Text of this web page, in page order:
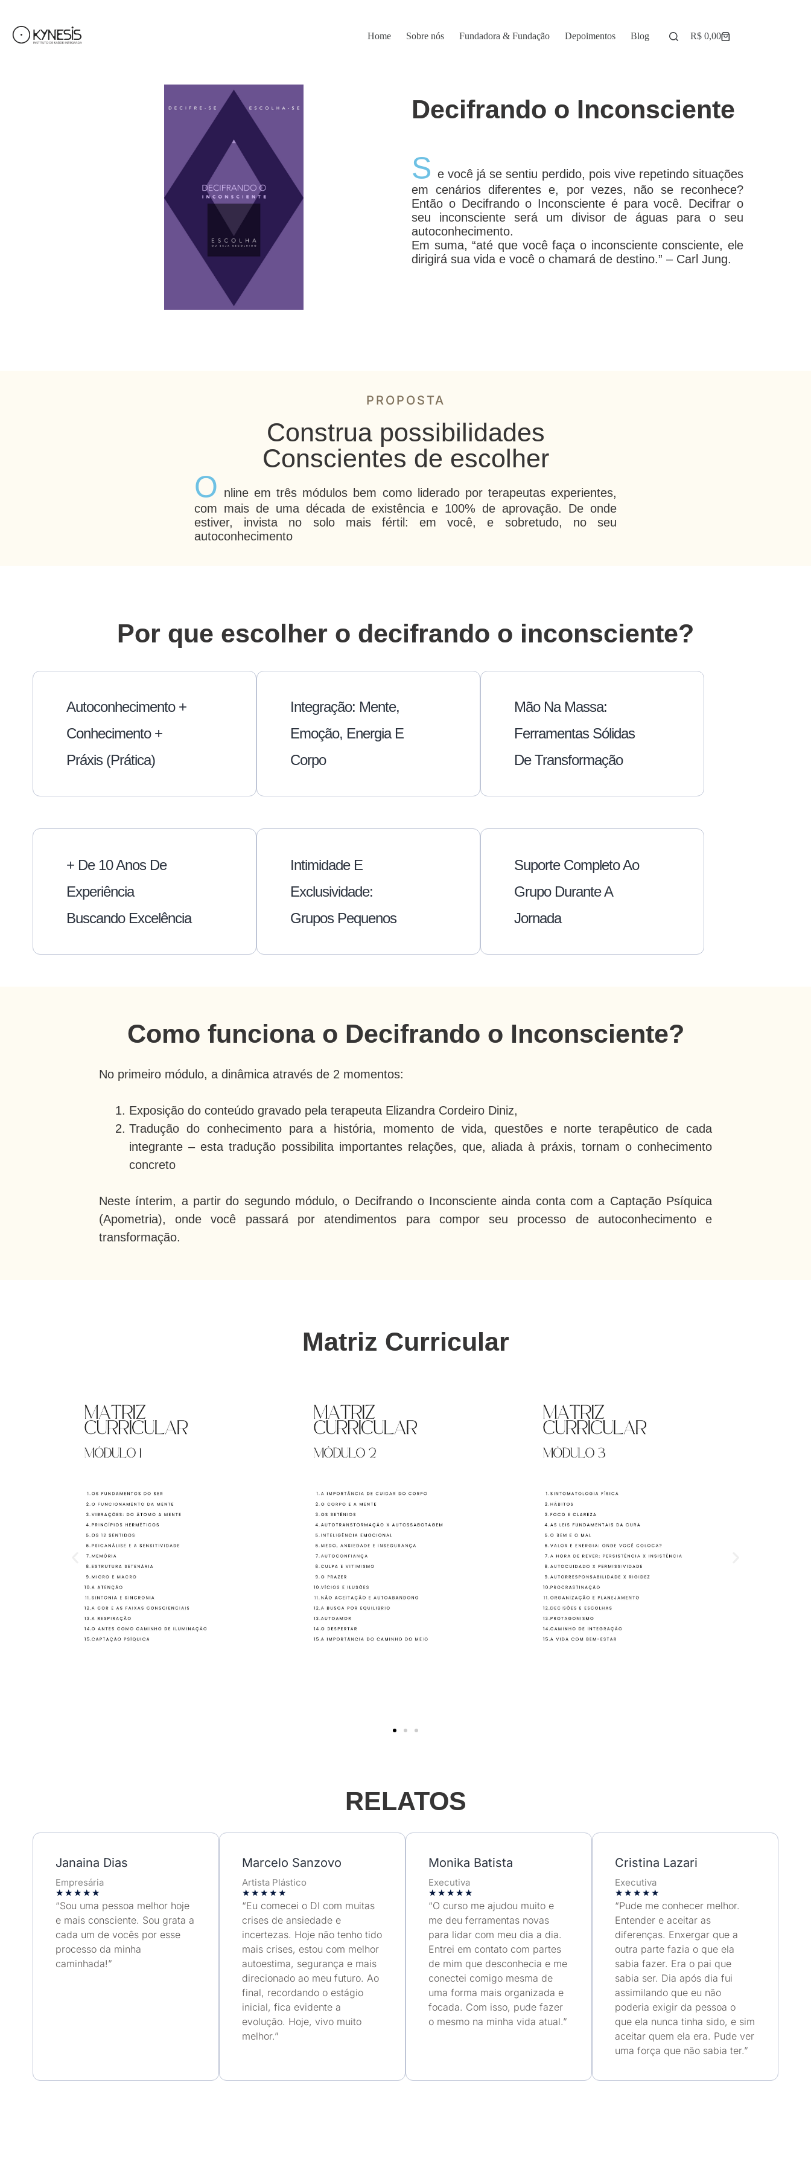
Home Sobre nós Fundadora & Fundação Depoimentos Blog R$0,00
Decifrando o Inconsciente
S e você já se sentiu perdido, pois vive repetindo situações
em cenários diferentes e, por vezes, não se reconhece?
Então o Decifrando o Inconsciente é para você. Decifrar o
seu inconsciente será um divisor de águas para o seu
autoconhecimento.
Em suma, “até que você faça o inconsciente consciente, ele
dirigirá sua vida e você o chamará de destino.” – Carl Jung.
PROPOSTA
Construa possibilidades
Conscientes de escolher
O nline em três módulos bem como liderado por terapeutas experientes,
com mais de uma década de existência e 100% de aprovação. De onde
estiver, invista no solo mais fértil: em você, e sobretudo, no seu
autoconhecimento
Por que escolher o decifrando o inconsciente?
Autoconhecimento +
Conhecimento +
Práxis (prática)
Integração: Mente,
Emoção, Energia E
Corpo
Mão Na Massa:
Ferramentas Sólidas
De Transformação
+ De 10 Anos De
Experiência
Buscando Excelência
Intimidade E
Exclusividade:
Grupos Pequenos
Suporte Completo Ao
Grupo Durante A
Jornada
Como funciona o Decifrando o Inconsciente?
No primeiro módulo, a dinâmica através de 2 momentos:
Exposição do conteúdo gravado pela terapeuta Elizandra Cordeiro Diniz,
Tradução do conhecimento para a história, momento de vida, questões e norte terapêutico de cada
integrante – esta tradução possibilita importantes relações, que, aliada à práxis, tornam o conhecimento
concreto
Neste ínterim, a partir do segundo módulo, o Decifrando o Inconsciente ainda conta com a Captação Psíquica
(Apometria), onde você passará por atendimentos para compor seu processo de autoconhecimento e
transformação.
Matriz Curricular
RELATOS
Janaina Dias
Empresária
★★★★★
“Sou uma pessoa melhor hoje
e mais consciente. Sou grata a
cada um de vocês por esse
processo da minha
caminhada!”
Marcelo Sanzovo
Artista Plástico
★★★★★
“Eu comecei o DI com muitas
crises de ansiedade e
incertezas. Hoje não tenho tido
mais crises, estou com melhor
autoestima, segurança e mais
direcionado ao meu futuro. Ao
final, recordando o estágio
inicial, fica evidente a
evolução. Hoje, vivo muito
melhor.”
Monika Batista
Executiva
★★★★★
“O curso me ajudou muito e
me deu ferramentas novas
para lidar com meu dia a dia.
Entrei em contato com partes
de mim que desconhecia e me
conectei comigo mesma de
uma forma mais organizada e
focada. Com isso, pude fazer
o mesmo na minha vida atual.”
Cristina Lazari
Executiva
★★★★★
“Pude me conhecer melhor.
Entender e aceitar as
diferenças. Enxergar que a
outra parte fazia o que ela
sabia fazer. Era o pai que
sabia ser. Dia após dia fui
assimilando que eu não
poderia exigir da pessoa o
que ela nunca tinha sido, e sim
aceitar quem ela era. Pude ver
uma força que não sabia ter.”